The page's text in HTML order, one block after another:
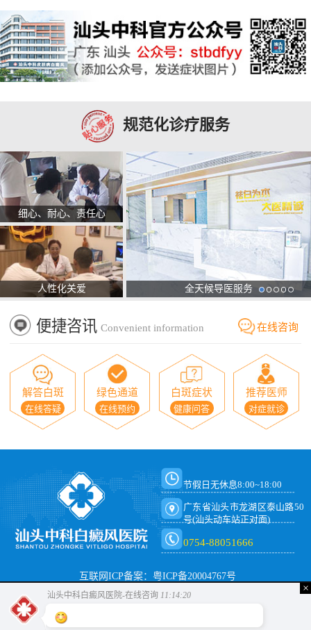
规范化诊疗服务
细心、耐心、责任心
人性化关爱 全天候导医服务
便捷咨讯 Convenient information 在线咨询
解答白斑
在线答疑
绿色通道
在线预约
白斑症状
健康问答
推荐医师
对症就诊
节假日无休息8:00~18:00
广东省汕头市龙湖区泰山路50
号(汕头动车站正对面)
0754-88051666
互联网ICP备案：粤ICP备20004767号
×
汕头中科白癜风医院-在线咨询 11:14:21